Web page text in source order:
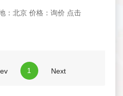
：北京 价格：询价 点击
1 Next